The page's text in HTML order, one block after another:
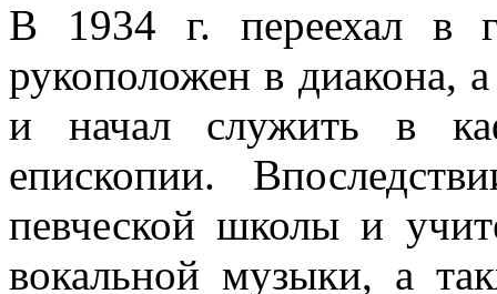
В 1934 г. переехал в
рукоположен в диакона,
и начал служить в
епископии.
певческой школы и
вокальной музыки, а